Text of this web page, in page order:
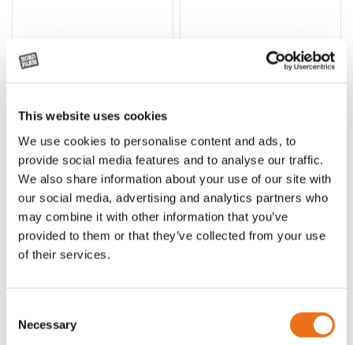
This website uses cookies
We use cookies to personalise content and ads, to
provide social media features and to analyse our traffic.
We also share information about your use of our site with
our social media, advertising and analytics partners who
may combine it with other information that you’ve
provided to them or that they’ve collected from your use
of their services.
Selection
Necessary
Lägg till i varukorg
Rotor, komplett med slagor
35 730kr (ex. moms)
Grön truckknapp
530kr (ex. moms)